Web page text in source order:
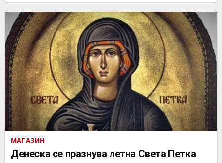
МАГАЗИН
Денеска се празнува летна Света Петка